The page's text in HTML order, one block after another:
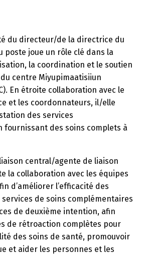
du directeur/de la directrice du
poste joue un rôle clé dans la
la coordination et le soutien
centre Miyupimaatisiiun
En étroite collaboration avec le
et les coordonnateurs, il/elle
des services
fournissant des soins complets à
central/agente de liaison
la collaboration avec les équipes
d’améliorer l’efficacité des
services de soins complémentaires
de deuxième intention, afin
de rétroaction complètes pour
des soins de santé, promouvoir
et aider les personnes et les